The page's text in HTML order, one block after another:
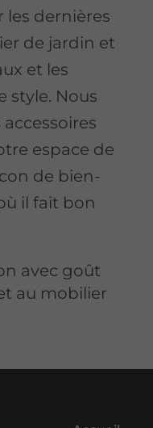
les dernières
de jardin et
et les
style. Nous
espace de
de bien-
il fait bon
avec goût
au mobilier